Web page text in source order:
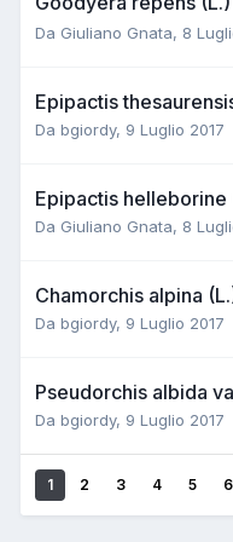
Da Giuliano Gnata, 8
Epipactis
Da bgiordy, 9 Luglio 2017
Epipactis helleborine
Da Giuliano Gnata, 8
Chamorchis alpina
Da bgiordy, 9 Luglio 2017
Pseudorchis albida
Da bgiordy, 9 Luglio 2017
1 2 3 4 5 6